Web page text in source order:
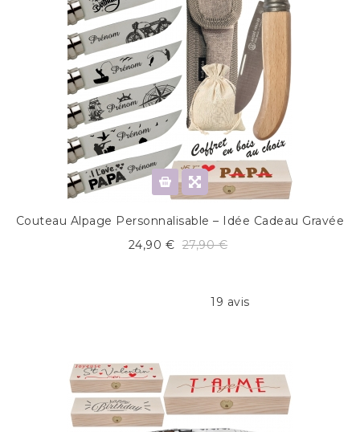
Couteau Alpage Personnalisable – Idée Cadeau Gravée
24,90 € 27,90 €
19 avis